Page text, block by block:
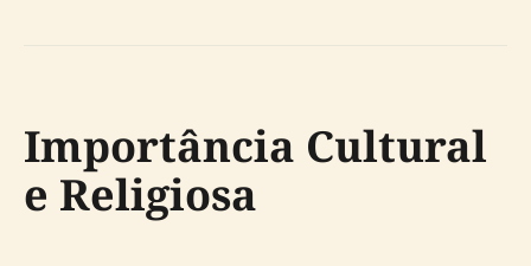
Importância Cultural
e Religiosa